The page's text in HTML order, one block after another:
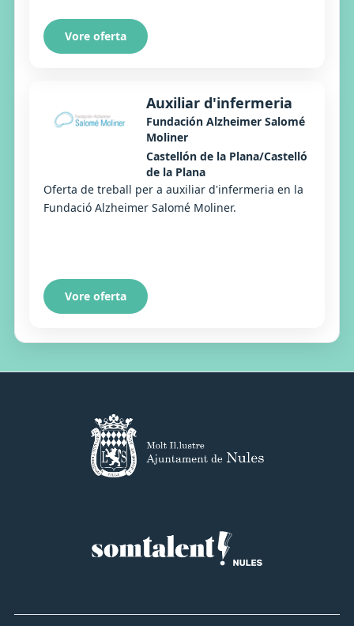
Vore oferta
Auxiliar d'infermeria
Fundación Alzheimer Salomé
Moliner
Castellón de la Plana/Castelló
de la Plana
Oferta de treball per a auxiliar d'infermeria en la
Fundació Alzheimer Salomé Moliner.
Vore oferta